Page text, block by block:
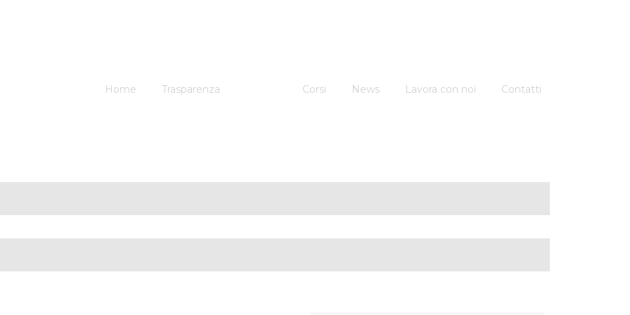
Home Trasparenza Corsi News Lavora con noi Contatti